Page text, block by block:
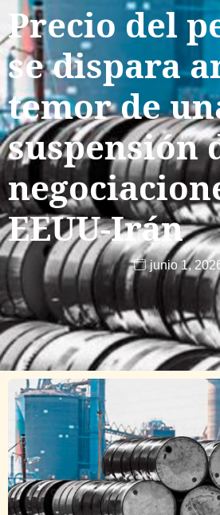
Precio del
se dispara
temor de
suspensión
EEUU-Irán
junio 1,